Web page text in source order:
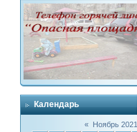
Календарь
« Ноябрь 2021